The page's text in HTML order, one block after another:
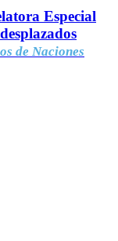
Especial
de Naciones